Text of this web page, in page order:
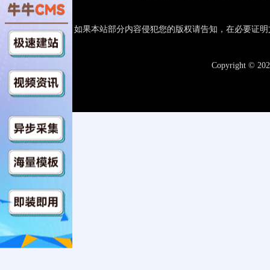
如果本站部分内容侵犯您的版权请告知，在必要证
Copyright ©